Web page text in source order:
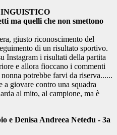
ma quelli che non smettono
giusto riconoscimento del
di un risultato sportivo.
Instagram i risultati della partita
e allora fioccano i commenti
potrebbe farvi da riserva......
giovare contro una squadra
al mito, al campione, ma è
e Denisa Andreea Netedu - 3a